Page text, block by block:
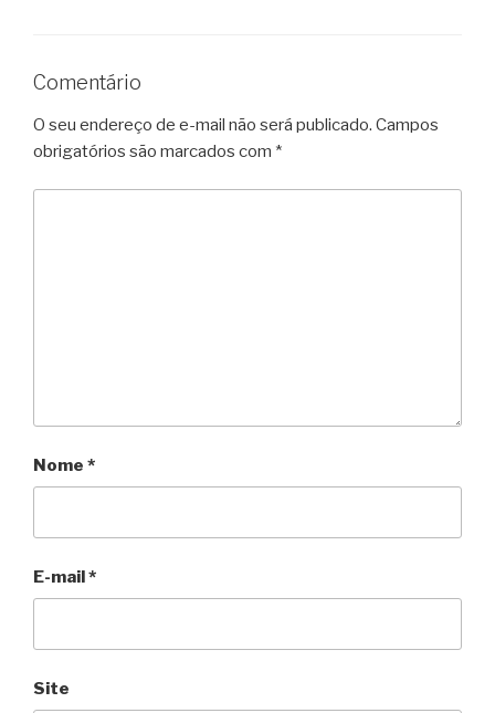
Comentário
O seu endereço de e-mail não será publicado. Campos
obrigatórios são marcados com *
Nome *
E-mail*
Site